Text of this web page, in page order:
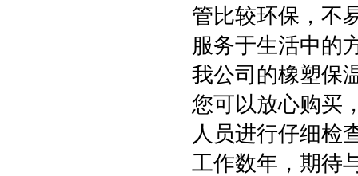
管比较环保，不
服务于生活中的
我公司的橡塑保
您可以放心购买
人员进行仔细检
工作数年，期待